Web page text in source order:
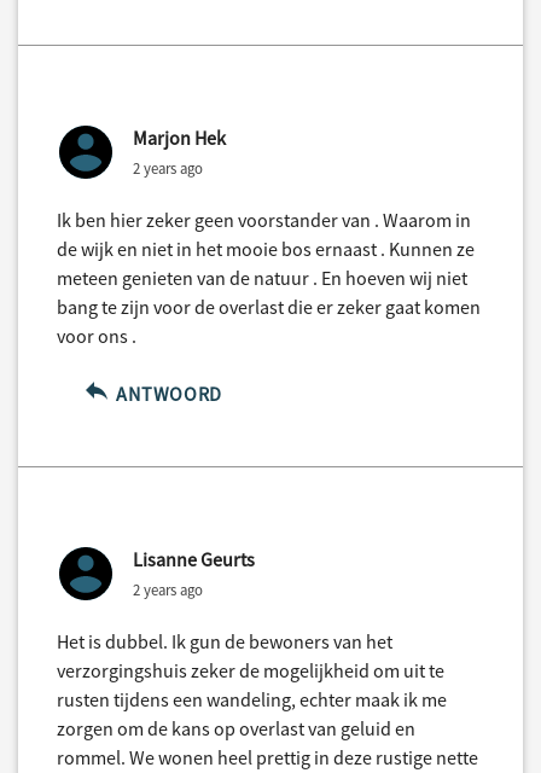
Marjon Hek
2 years ago
Ik ben hier zeker geen voorstander van . Waarom in
de wijk en niet in het mooie bos ernaast . Kunnen ze
meteen genieten van de natuur . En hoeven wij niet
bang te zijn voor de overlast die er zeker gaat komen
voor ons .
ANTWOORD
Lisanne Geurts
2 years ago
Het is dubbel. Ik gun de bewoners van het
verzorgingshuis zeker de mogelijkheid om uit te
rusten tijdens een wandeling, echter maak ik me
zorgen om de kans op overlast van geluid en
rommel. We wonen heel prettig in deze rustige nette